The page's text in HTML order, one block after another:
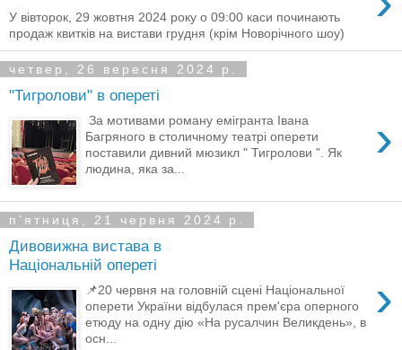
У вівторок, 29 жовтня 2024 року о 09:00 каси починають
продаж квитків на вистави грудня (крім Новорічного шоу)
четвер, 26 вересня 2024 р.
"Тигролови" в опереті
›
За мотивами роману емігранта Івана
Багряного в столичному театрі оперети
поставили дивний мюзикл " Тигролови ". Як
людина, яка за...
пʼятниця, 21 червня 2024 р.
Дивовижна вистава в
Національній опереті
›
📌20 червня на головній сцені Національної
оперети України відбулася прем'єра оперного
етюду на одну дію «На русалчин Великдень», в
осн...